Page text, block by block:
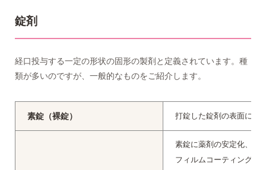
錠剤
経口投与する一定の形状の固形の製剤と定義されています。種
類が多いのですが、一般的なものをご紹介します。
素錠（裸錠） 打錠した錠剤の表面に剤
素錠に薬剤の安定化、矯
フィルムコーティング錠